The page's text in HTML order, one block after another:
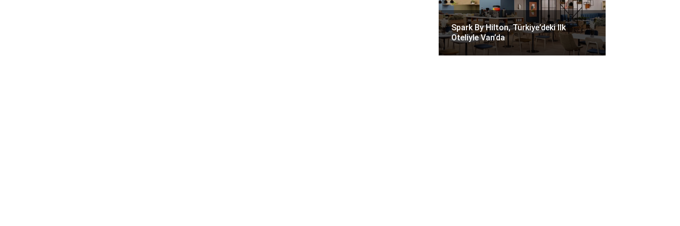
Spark By Hilton, Türkiye’deki Ilk
Oteliyle Van’da